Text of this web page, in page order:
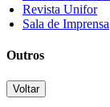
Revista Unifor
Sala de Imprensa
Outros
Voltar